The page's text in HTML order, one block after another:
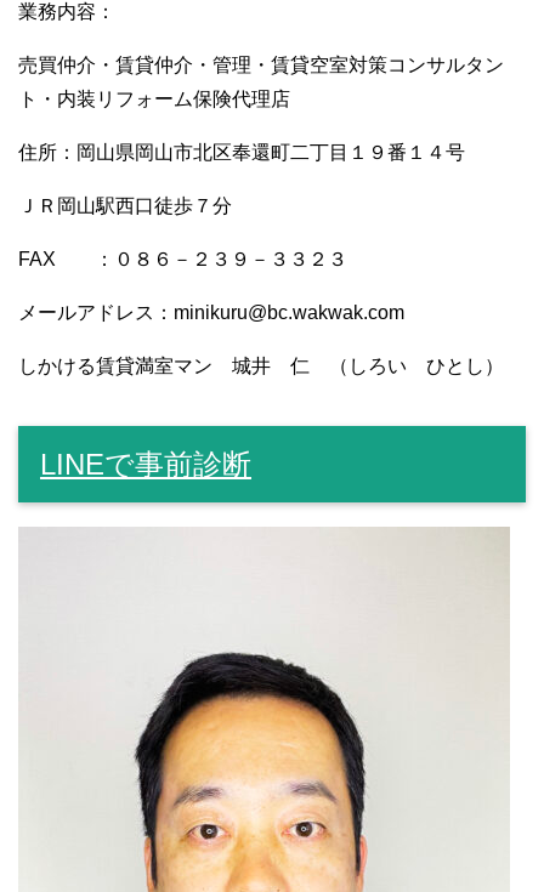
業務内容：
売買仲介・賃貸仲介・管理・賃貸空室対策コンサルタン
ト・内装リフォーム保険代理店
住所：岡山県岡山市北区奉還町二丁目１９番１４号
ＪＲ岡山駅西口徒歩７分
FAX ：０８６－２３９－３３２３
メールアドレス：minikuru@bc.wakwak.com
しかける賃貸満室マン 城井 仁 （しろい ひとし）
LINEで事前診断